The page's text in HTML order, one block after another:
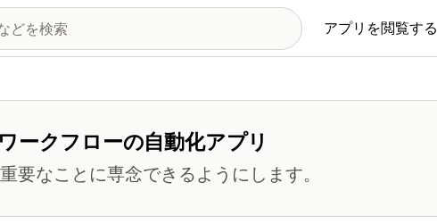
アプリを閲覧する
ークフローの自動化アプリ
要なことに専念できるようにします。